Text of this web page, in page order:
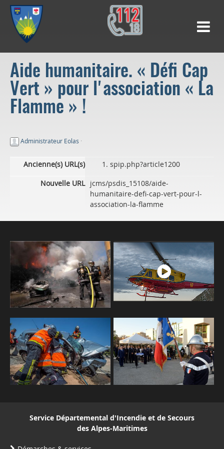
Aide humanitaire. « Défi Cap
Vert » pour l'association « La
Flamme » !
Administrateur Eolas ·
Ancienne(s) URL(s)
spip.php?article1200
Nouvelle URL jcms/psdis_15108/aide-
humanitaire-defi-cap-vert-pour-l-
association-la-flamme
Service Départemental d'Incendie et de Secours
des Alpes-Maritimes